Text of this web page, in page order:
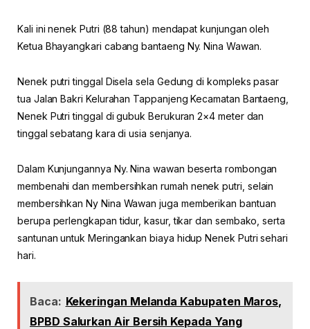
Kali ini nenek Putri (88 tahun) mendapat kunjungan oleh
Ketua Bhayangkari cabang bantaeng Ny. Nina Wawan.
Nenek putri tinggal Disela sela Gedung di kompleks pasar
tua Jalan Bakri Kelurahan Tappanjeng Kecamatan Bantaeng,
Nenek Putri tinggal di gubuk Berukuran 2×4 meter dan
tinggal sebatang kara di usia senjanya.
Dalam Kunjungannya Ny. Nina wawan beserta rombongan
membenahi dan membersihkan rumah nenek putri, selain
membersihkan Ny Nina Wawan juga memberikan bantuan
berupa perlengkapan tidur, kasur, tikar dan sembako, serta
santunan untuk Meringankan biaya hidup Nenek Putri sehari
hari.
Baca: Kekeringan Melanda Kabupaten Maros,
BPBD Salurkan Air Bersih Kepada Yang